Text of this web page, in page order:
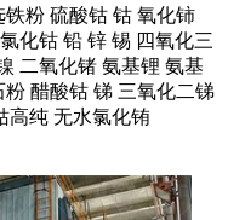
粉 硫酸钴 钴 氧化铈
化钴 铅 锌 锡 四氧化三
二氧化锗 氨基锂 氨基
醋酸钴 锑 三氧化二锑
高纯 无水氯化铕